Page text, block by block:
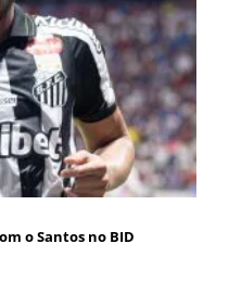
o Santos no BID